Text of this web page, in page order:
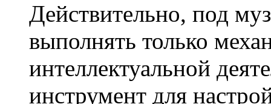
Действительно, под
выполнять только
интеллектуальной
инструмент для